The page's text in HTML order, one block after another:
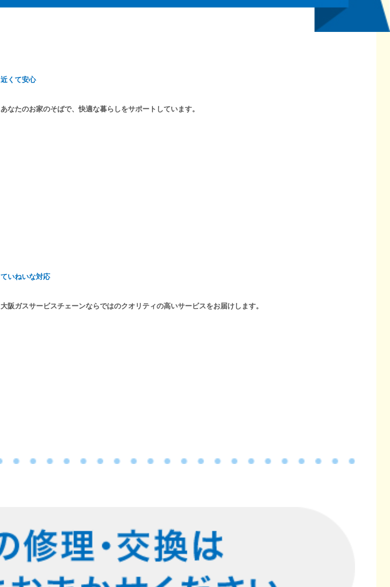
近くて安心
あなたのお家のそばで、快適な暮らしをサポートしています。
ていねいな対応
大阪ガスサービスチェーンならではのクオリティの高いサービスをお届けします。